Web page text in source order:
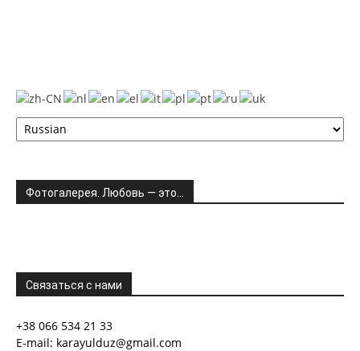
Фотогалерея. Любовь — это…
Связаться с нами
+38 066 534 21 33
E-mail: karayulduz@gmail.com